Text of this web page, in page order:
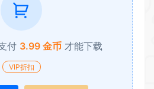
付 3.99 金币 才能下载
VIP折扣